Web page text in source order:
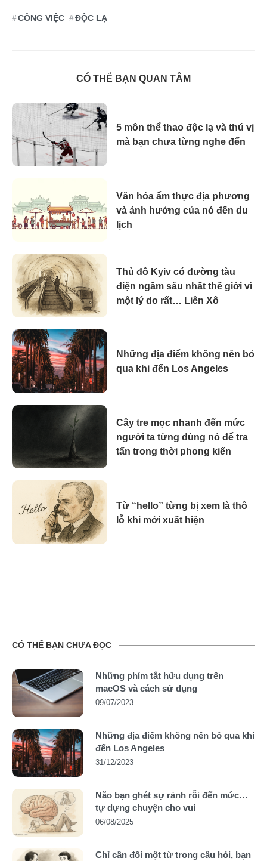
CÔNG VIỆC ĐỘC LẠ
CÓ THỂ BẠN QUAN TÂM
5 môn thể thao độc lạ và thú vị
mà bạn chưa từng nghe đến
Văn hóa ẩm thực địa phương
và ảnh hưởng của nó đến du
lịch
Thủ đô Kyiv có đường tàu
điện ngầm sâu nhất thế giới vì
một lý do rất… Liên Xô
Những địa điểm không nên bỏ
qua khi đến Los Angeles
Cây tre mọc nhanh đến mức
người ta từng dùng nó để tra
tấn trong thời phong kiến
Từ “hello” từng bị xem là thô
lỗ khi mới xuất hiện
CÓ THỂ BẠN CHƯA ĐỌC
Những phím tắt hữu dụng trên
macOS và cách sử dụng
09/07/2023
Những địa điểm không nên bỏ qua khi
đến Los Angeles
31/12/2023
Não bạn ghét sự rảnh rỗi đến mức…
tự dựng chuyện cho vui
06/08/2025
Chỉ cần đổi một từ trong câu hỏi, bạn